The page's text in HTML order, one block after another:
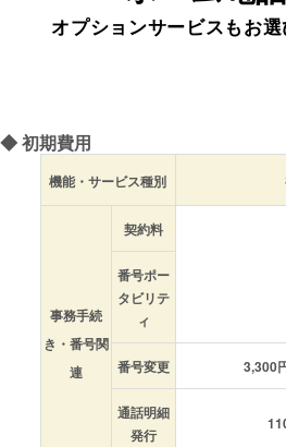
オプションサービスもお選
◆ 初期費用
機能・サービス種別
事務手続
き・番号関
連
契約料
番号ポー
タビリテ
ィ
番号変更 3,300
通話明細
発行